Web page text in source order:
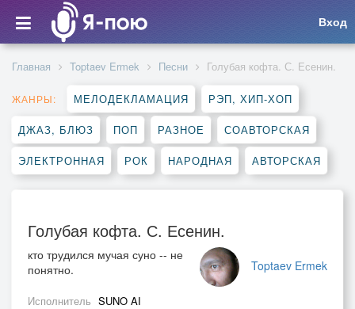
Вход
Главная Toptaev Ermek Песни Голубая кофта. С. Есенин.
ЖАНРЫ: МЕЛОДЕКЛАМАЦИЯ РЭП, ХИП-ХОП
ДЖАЗ, БЛЮЗ ПОП РАЗНОЕ СОАВТОРСКАЯ
ЭЛЕКТРОННАЯ РОК НАРОДНАЯ АВТОРСКАЯ
Голубая кофта. С. Есенин.
Toptaev Ermek
кто трудился мучая суно -- не
понятно.
Исполнитель SUNO AI